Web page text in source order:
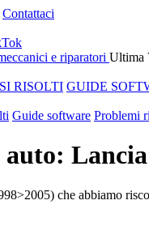
Contattaci
Ultima
RISOLTI GUIDE
Guide software Problemi
che abbiamo